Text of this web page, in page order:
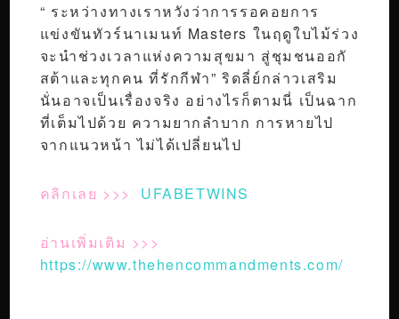
“ ระหว่างทางเราหวังว่าการรอคอยการ
แข่งขันทัวร์นาเมนท์ Masters ในฤดูใบไม้ร่วง
จะนำช่วงเวลาแห่งความสุขมา สู่ชุมชนออกั
สต้าและทุกคน ที่รักกีฬา” ริดลี่ย์กล่าวเสริม
นั่นอาจเป็นเรื่องจริง อย่างไรก็ตามนี่ เป็นฉาก
ที่เต็มไปด้วย ความยากลำบาก การหายไป
จากแนวหน้า ไม่ได้เปลี่ยนไป
คลิกเลย >>> UFABETWINS
อ่านเพิ่มเติม >>>
https://www.thehencommandments.com/